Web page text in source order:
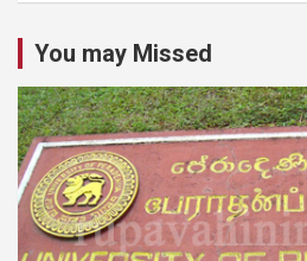
You may Missed